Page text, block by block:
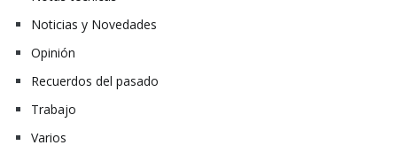
Noticias y Novedades
Opinión
Recuerdos del pasado
Trabajo
Varios